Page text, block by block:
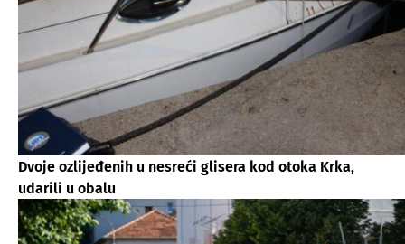
Dvoje ozlijeđenih u nesreći glisera kod otoka Krka,
udarili u obalu